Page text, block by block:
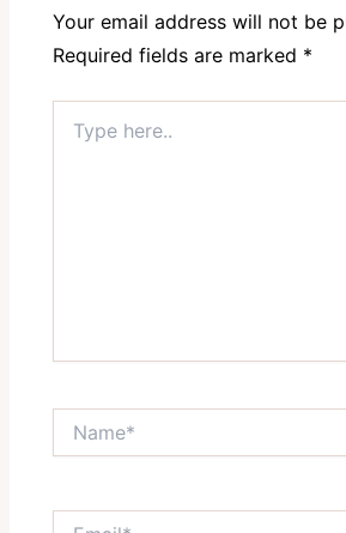
Your email address will not be
Required fields are marked *
here..